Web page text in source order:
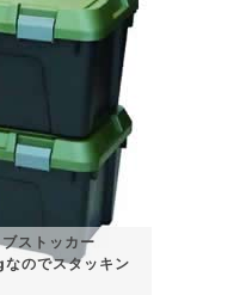
ストッカー
のでスタッキン